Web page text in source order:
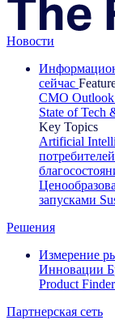
Новости
сейчас
CMO Outlook
State of Tech
Key Topics
Artificial
потребителей
запусками
Решения
Измерение
Инновации
Product Finder
Партнерская сеть